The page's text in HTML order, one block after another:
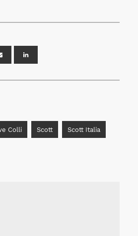
Colli Scott Scott Italia